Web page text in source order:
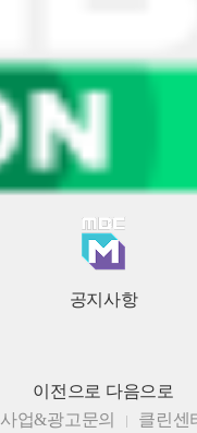
공지사항
이전으로 다음으로
사업&광고문의 클린센